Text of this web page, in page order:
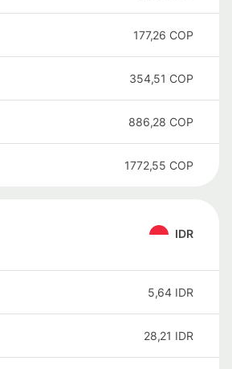
177,26 COP
354,51 COP
886,28 COP
1772,55 COP
IDR
5,64 IDR
28,21 IDR